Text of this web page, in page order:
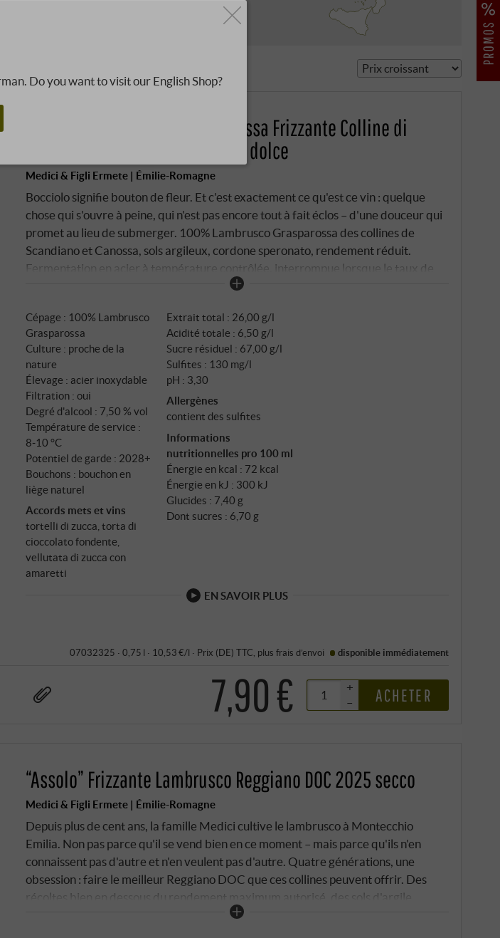
“Bocciolo” Lambrusco Grasparossa Frizzante Colline di
Scandiano e Canossa DOC 2025 dolce
Medici & Figli Ermete | Émilie-Romagne
Bocciolo signifie bouton de fleur. Et c'est exactement ce qu'est ce vin : quelque
chose qui s'ouvre à peine, qui n'est pas encore tout à fait éclos – d'une douceur qui
promet au lieu de submerger. 100% Lambrusco Grasparossa des collines de
Scandiano et Canossa, sols argileux, cordone speronato, rendement réduit.
Fermentation en acier à température contrôlée, interrompue lorsque le taux de
sucre souhaité est atteint. Seulement 7,5% d'alcool – volontairement léger pour
Cépage : 100% Lambrusco
Grasparossa
Culture : proche de la
nature
Élevage : acier inoxydable
Filtration : oui
Degré d'alcool : 7,50 % vol
Température de service :
8‑10 °C
Potentiel de garde : 2028+
Bouchons : bouchon en
liège naturel
Accords mets et vins
tortelli di zucca, torta di
cioccolato fondente,
vellutata di zucca con
amaretti
Extrait total : 26,00 g/l
Acidité totale : 6,50 g/l
Sucre résiduel : 67,00 g/l
Sulfites : 130 mg/l
pH : 3,30
Allergènes
contient des sulfites
Informations
nutritionnelles pro 100 ml
Énergie en kcal : 72 kcal
Énergie en kJ : 300 kJ
Glucides : 7,40 g
Dont sucres : 6,70 g
EN SAVOIR PLUS
07032325 · 0,75 l · 10,53 €/l · Prix (DE) TTC , plus frais d’envoi disponible immédiatement
7,90 €
+
–
ACHETER
“Assolo” Frizzante Lambrusco Reggiano DOC 2025 secco
Medici & Figli Ermete | Émilie-Romagne
Depuis plus de cent ans, la famille Medici cultive le lambrusco à Montecchio
Emilia. Non pas parce qu'il se vend bien en ce moment – mais parce qu'ils n'en
connaissent pas d'autre et n'en veulent pas d'autre. Quatre générations, une
obsession : faire le meilleur Reggiano DOC que ces collines peuvent offrir. Des
récoltes bien en dessous du rendement maximum autorisé, des sols d'argile
lourde, un soin apporté jusque dans les moindres recoins de la vinification. Assolo
Do you want to visit our English Shop?